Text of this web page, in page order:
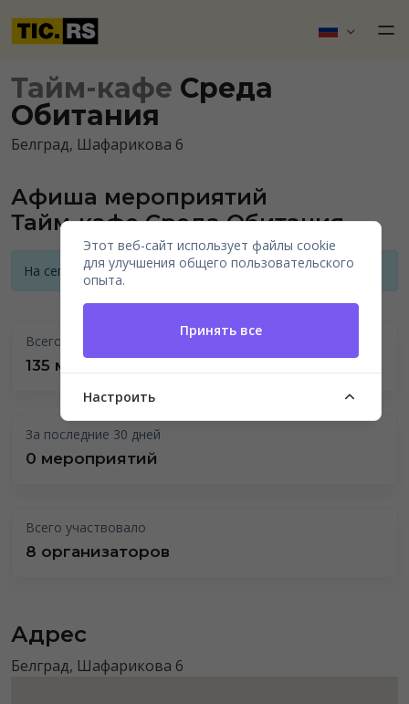
Тайм-кафе Среда
Обитания
Белград, Шафарикова 6
Афиша мероприятий
Тайм-кафе Среда Обитания
На сегодняшний день нет анонсов мероприятий
Всего проведено
135 мероприятий
За последние 30 дней
0 мероприятий
Всего участвовало
8 организаторов
Адрес
Белград, Шафарикова 6
Этот веб-сайт использует файлы cookie
для улучшения общего пользовательского
опыта.
Принять все
Настроить